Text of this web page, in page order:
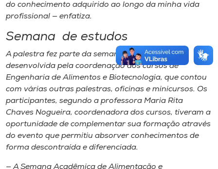
do conhecimento adquirido ao longo da minha vida
profissional — enfatiza.
Semana de estudos
A palestra fez parte da semana de estudos,
desenvolvida pela coordenação dos cursos de
Engenharia de Alimentos e Biotecnologia, que contou
com várias outras palestras, oficinas e minicursos. Os
participantes, segundo a professora Maria Rita
Chaves Nogueira, coordenadora dos cursos, tiveram a
oportunidade de complementar sua formação através
do evento que permitiu absorver conhecimentos de
forma descontraída e diferenciada.
— A Semana Acadêmica de Alimentação e